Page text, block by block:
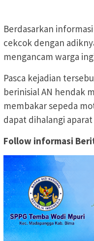
Berdasarkan
cekcok dengan
mengancam warga
Pasca kejadian
berinisial AN hendak
membakar sepeda
dapat dihalangi
Follow informasi